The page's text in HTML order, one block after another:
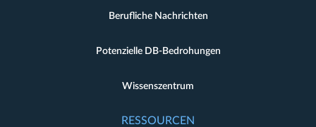
Berufliche Nachrichten
Potenzielle DB-Bedrohungen
Wissenszentrum
RESSOURCEN